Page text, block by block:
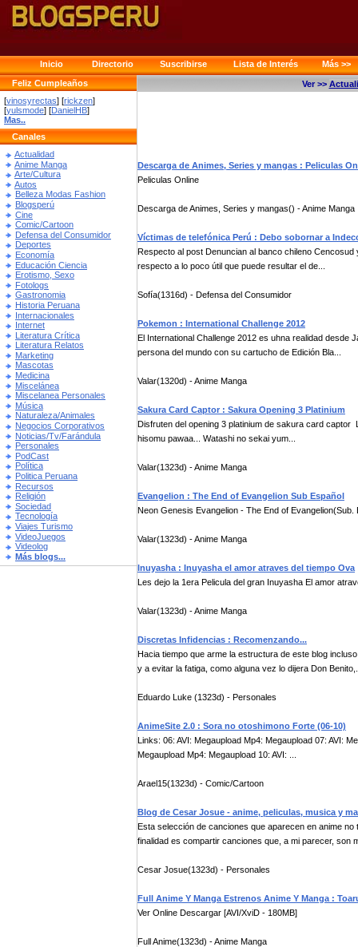
Inicio Directorio Suscribirse Lista de Interés
Más >>
Feliz Cumpleaños
[vinosyrectas] [rickzen]
[yulsmode] [DanielHB]
Mas..
Canales
Actualidad
Anime Manga
Arte/Cultura
Autos
Belleza Modas Fashion
Blogsperú
Cine
Comic/Cartoon
Defensa del Consumidor
Deportes
Economía
Educación Ciencia
Erotismo, Sexo
Fotologs
Gastronomia
Historia Peruana
Internacionales
Internet
Literatura Crítica
Literatura Relatos
Marketing
Mascotas
Medicina
Miscelánea
Miscelanea Personales
Música
Naturaleza/Animales
Negocios Corporativos
Noticias/Tv/Farándula
Personales
PodCast
Política
Politica Peruana
Recursos
Religión
Sociedad
Tecnología
Viajes Turismo
VideoJuegos
Videolog
Más blogs...
Ver >>
Descarga de Animes, Series y mangas : Peliculas
Peliculas Online
Descarga de Animes, Series y mangas() - Anime Manga
Víctimas de telefónica Perú : Debo sobornar a
Respecto al post Denuncian al banco chileno
respecto a lo poco útil que puede resultar el de...
Sofía(1316d) - Defensa del Consumidor
Pokemon : International Challenge 2012
El International Challenge 2012 es uhna realidad desde
persona del mundo con su cartucho de Edición Bla...
Valar(1320d) - Anime Manga
Sakura Card Captor : Sakura Opening 3 Platinium
Disfruten del opening 3 platinium de sakura card
hisomu pawaa... Watashi no sekai yum...
Valar(1323d) - Anime Manga
Evangelion : The End of Evangelion Sub Español
Neon Genesis Evangelion - The End of
Valar(1323d) - Anime Manga
Inuyasha : Inuyasha el amor atraves del tiempo Ova
Les dejo la 1era Pelicula del gran Inuyasha El amor
Valar(1323d) - Anime Manga
Discretas Infidencias : Recomenzando...
Hacia tiempo que arme la estructura de este blog
y a evitar la fatiga, como alguna vez lo dijera Don
Eduardo Luke (1323d) - Personales
AnimeSite 2.0 : Sora no otoshimono Forte (06-10)
Links: 06: AVI: Megaupload Mp4: Megaupload 07: AVI:
Megaupload Mp4: Megaupload 10: AVI: ...
Arael15(1323d) - Comic/Cartoon
Blog de Cesar Josue - anime, peliculas, musica y
Esta selección de canciones que aparecen en anime
finalidad es compartir canciones que, a mi parecer, son
Cesar Josue(1323d) - Personales
Full Anime Y Manga Estrenos Anime Y Manga :
Ver Online Descargar [AVI/XviD - 180MB]
Full Anime(1323d) - Anime Manga